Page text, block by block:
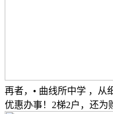
再者，• 曲线所中学 ，从
优惠办事！2梯2户，还为